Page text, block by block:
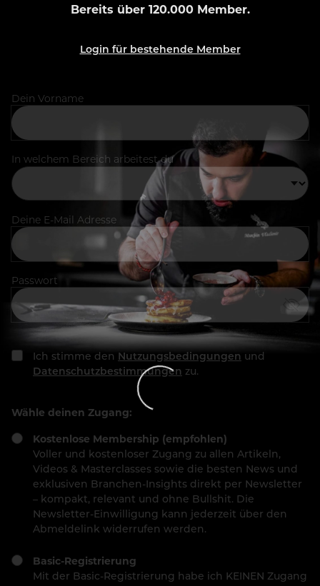
Bereits über 120.000 Member.
Login für bestehende Member
Dein Vorname
In welchem Bereich arbeitest du
Deine E-Mail Adresse
Passwort
Ich stimme den Nutzungsbedingungen und
Datenschutzbestimmungen zu.
Wähle deinen Zugang:
Kostenlose Membership (empfohlen)
Voller und kostenloser Zugang zu allen Artikeln,
Videos & Masterclasses sowie die besten News und
exklusiven Branchen-Insights direkt per Newsletter
– kompakt, relevant und ohne Bullshit. Die
Newsletter-Einwilligung kann jederzeit über den
Abmeldelink widerrufen werden.
Basic-Registrierung
Mit der Basic-Registrierung habe ich KEINEN Zugang